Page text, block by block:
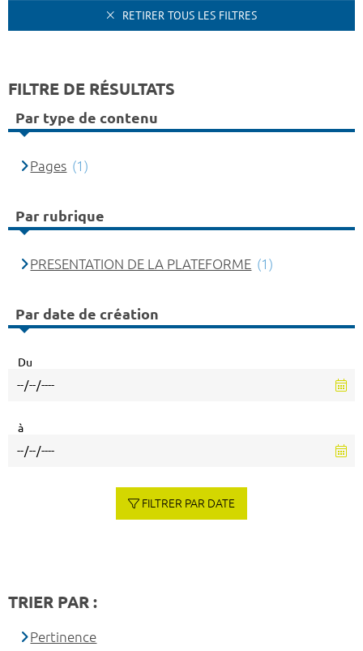
RETIRER TOUS LES FILTRES
FILTRE DE RÉSULTATS
Par type de contenu
Pages (1)
Par rubrique
PRESENTATION DE LA PLATEFORME (1)
Par date de création
Du
à
FILTRER PAR DATE
TRIER PAR :
Pertinence